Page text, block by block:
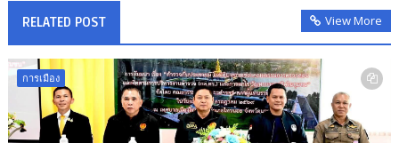
RELATED POST View More
การเมือง